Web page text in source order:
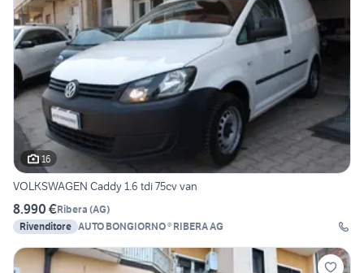
16
VOLKSWAGEN Caddy 1.6 tdi 75cv van
8.990 €Ribera (AG)
Rivenditore AUTO BONGIORNO ® RIBERA AG